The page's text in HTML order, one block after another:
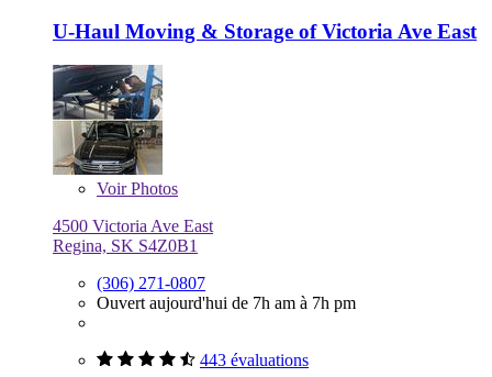
U-Haul Moving & Storage of Victoria Ave East
VoirPhotos
4500 Victoria Ave East
Regina, SK S4Z0B1
(306) 271-0807
Ouvert aujourd'hui de 7h am à 7h pm
443 évaluations